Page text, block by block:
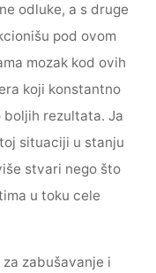
odluke, a s druge
pod ovom
mozak kod ovih
koji konstantno
rezultata. Ja
situaciji u stanju
stvari nego što
u toku cele
zabušavanje i